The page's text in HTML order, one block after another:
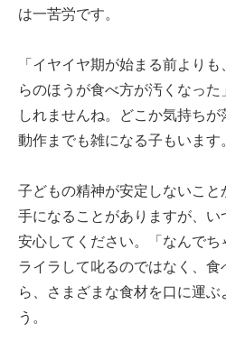
は一苦労です。
「イヤイヤ期が始まる前より
らのほうが食べ方が汚くなっ
しれませんね。どこか気持ち
動作までも雑になる子もいます
子どもの精神が安定しないこ
手になることがありますが、
安心してください。「なんでち
ライラして叱るのではなく、
ら、さまざまな食材を口に運ぶ
う。